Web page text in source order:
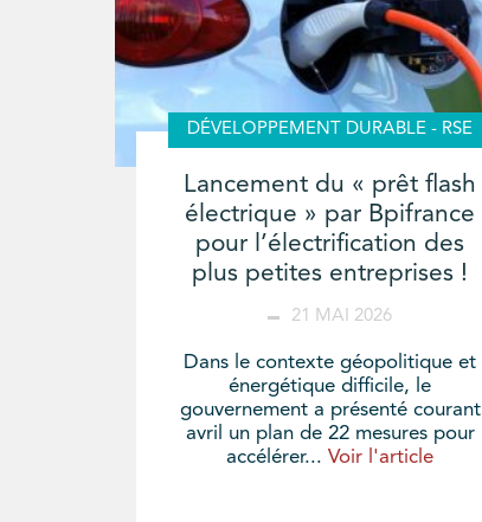
DÉVELOPPEMENT DURABLE - RSE
Lancement du « prêt flash
électrique » par Bpifrance
pour l’électrification des
plus petites entreprises !
21 MAI 2026
Dans le contexte géopolitique et
énergétique difficile, le
gouvernement a présenté courant
avril un plan de 22 mesures pour
accélérer...Voir l'article